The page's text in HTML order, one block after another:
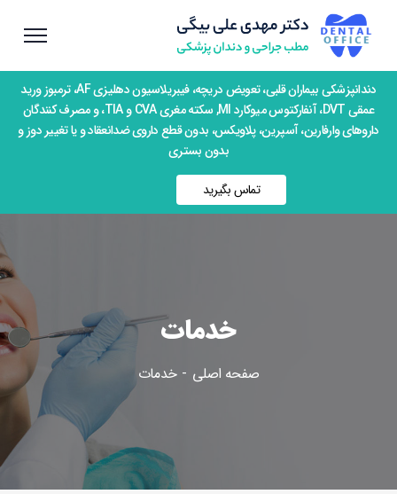
دندانپزشکی بیماران قلبی، تعویض دریچه، فیبریلاسیون دهلیزی AF، ترمبوز ورید
عمقی DVT، آنفارکتوس میوکارد MI, سکته مغری CVA و TIA، و مصرف کنندگان
داروهای وارفارین، آسپرین، پلاویکس، بدون قطع داروی ضدانعقاد و یا تغییر دوز و
بدون بستری
تماس بگیرید
خدمات
صفحه اصلی خدمات